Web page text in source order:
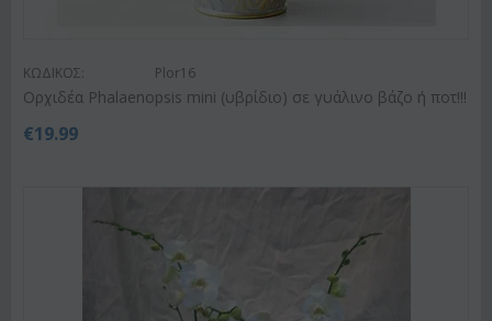
ΚΩΔΙΚΟΣ: Plor16
Ορχιδέα Phalaenopsis mini (υβρίδιο) σε γυάλινο βάζο ή ποτ!!!
€19.99